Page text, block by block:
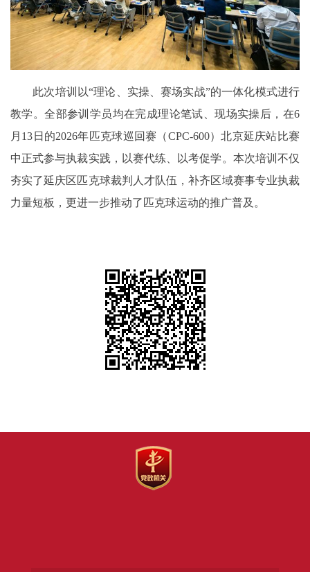
此次培训以“理论、实操、赛场实战”的一体化模式进行
教学。全部参训学员均在完成理论笔试、现场实操后，在6
月13日的2026年匹克球巡回赛（CPC-600）北京延庆站比赛
中正式参与执裁实践，以赛代练、以考促学。本次培训不仅
夯实了延庆区匹克球裁判人才队伍，补齐区域赛事专业执裁
力量短板，更进一步推动了匹克球运动的推广普及。